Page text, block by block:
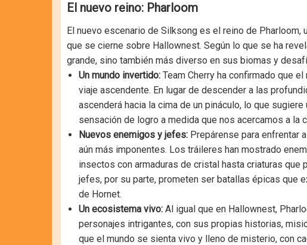
El nuevo reino: Pharloom
El nuevo escenario de Silksong es el reino de
que se cierne sobre Hallownest. Según lo que se ha
grande, sino también más diverso en sus biomas y
Un mundo invertido: Team Cherry ha confirmado que
viaje ascendente. En lugar de descender a las
ascenderá hacia la cima de un pináculo, lo que
sensación de logro a medida que nos acercamos a la
Nuevos enemigos y jefes: Prepárense para enfrentar
aún más imponentes. Los tráileres han mostrado
insectos con armaduras de cristal hasta criaturas que
jefes, por su parte, prometen ser batallas épicas que
de Hornet.
Un ecosistema vivo: Al igual que en Hallownest,
personajes intrigantes, con sus propias historias,
que el mundo se sienta vivo y lleno de misterio, con